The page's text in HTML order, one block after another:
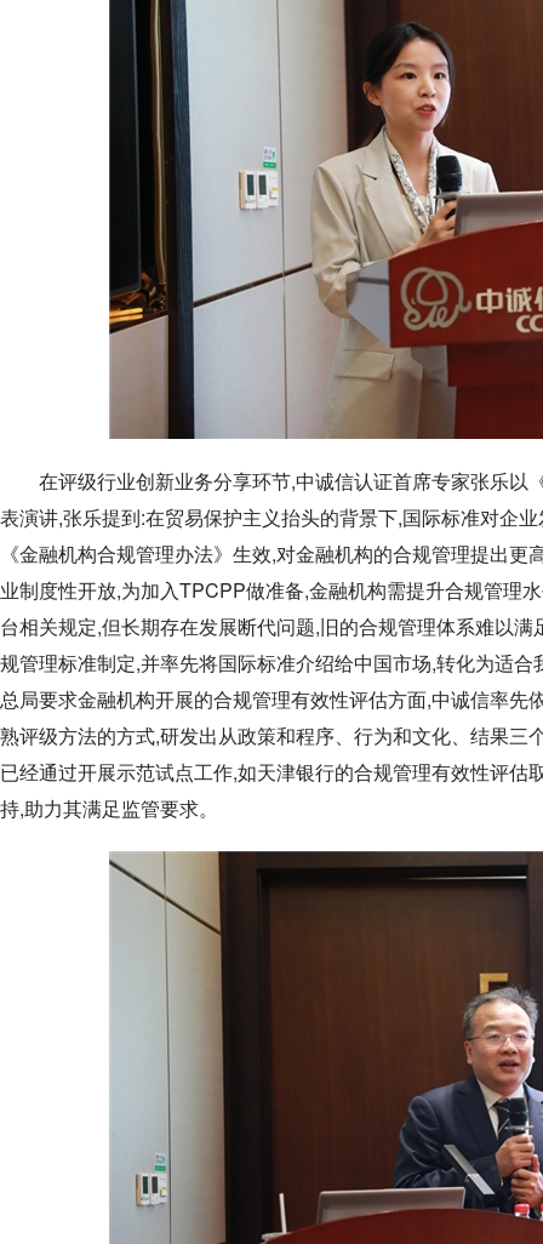
在评级行业创新业务分享环节,中诚信认证首席专家张乐
表演讲,张乐提到:在贸易保护主义抬头的背景下,国际标准对企
《金融机构合规管理办法》生效,对金融机构的合规管理提出
业制度性开放,为加入TPCPP做准备,金融机构需提升合规管理
台相关规定,但长期存在发展断代问题,旧的合规管理体系难以
规管理标准制定,并率先将国际标准介绍给中国市场,转化为适
总局要求金融机构开展的合规管理有效性评估方面,中诚信率
熟评级方法的方式,研发出从政策和程序、行为和文化、结果
已经通过开展示范试点工作,如天津银行的合规管理有效性评
持,助力其满足监管要求。